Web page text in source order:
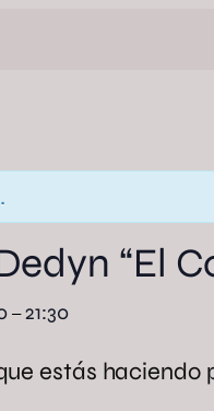
“El
–21:30
estás haciendo